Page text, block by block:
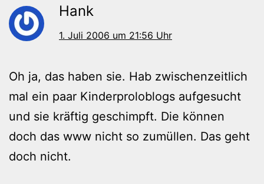
Hank
1. Juli 2006 um 21:56 Uhr
Oh ja, das haben sie. Hab zwischenzeitlich
mal ein paar Kinderproloblogs aufgesucht
und sie kräftig geschimpft. Die können
doch das www nicht so zumüllen. Das geht
doch nicht.